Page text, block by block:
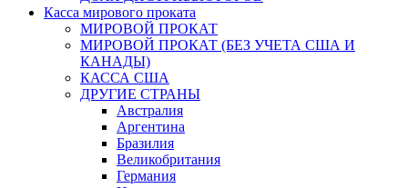
Касса мирового проката
МИРОВОЙ ПРОКАТ
МИРОВОЙ ПРОКАТ (БЕЗ УЧЕТА США И
КАНАДЫ)
КАССА США
ДРУГИЕ СТРАНЫ
Австралия
Аргентина
Бразилия
Великобритания
Германия